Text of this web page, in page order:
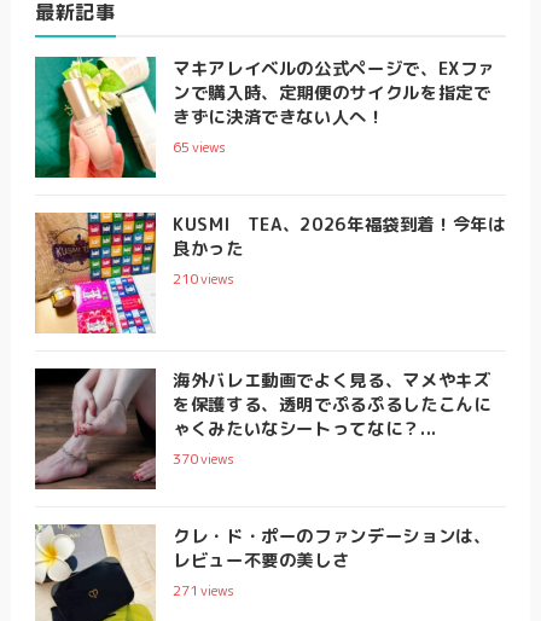
最新記事
マキアレイベルの公式ページで、EXファ
ンで購入時、定期便のサイクルを指定で
きずに決済できない人へ！
65views
KUSMI TEA、2026年福袋到着！今年は
良かった
210views
海外バレエ動画でよく見る、マメやキズ
を保護する、透明でぷるぷるしたこんに
ゃくみたいなシートってなに？...
370views
クレ・ド・ポーのファンデーションは、
レビュー不要の美しさ
271 views